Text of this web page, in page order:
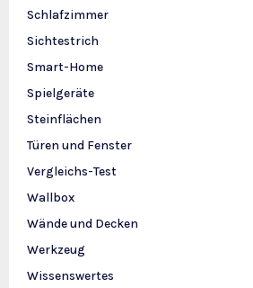
Schlafzimmer
Sichtestrich
Smart-Home
Spielgeräte
Steinflächen
Türen und Fenster
Vergleichs-Test
Wallbox
Wände und Decken
Werkzeug
Wissenswertes